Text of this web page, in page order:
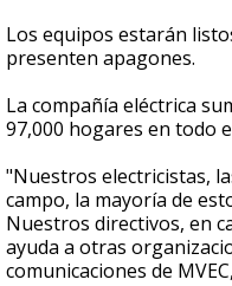
Los equipos estarán
presenten apagones.
La compañía eléctrica
97,000 hogares en todo
"Nuestros electricistas,
campo, la mayoría de
Nuestros directivos, en
ayuda a otras
comunicaciones de